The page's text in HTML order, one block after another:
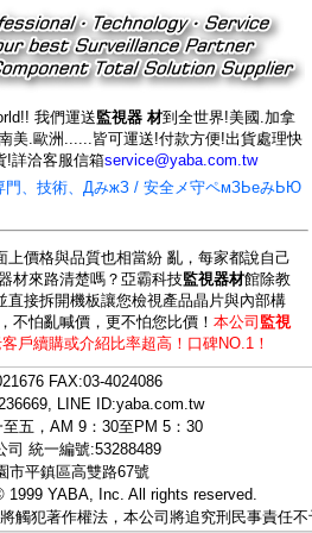
我們運送監視器 材到全世界!美國.加拿
美.歐洲......皆可運送!付款方便!出貨處理快
!詳洽客服信箱service@yaba.com.tw
門、技術、ДみжЗ / 安全メ守ペмЗЬеみЬЮ
上價格與品質也相當紛 亂，每家都說自己
材來路清楚嗎？亞霸科技監視器材館除教
直接拆開機板讓您檢視產品晶片與內部構
不怕亂喊價，更不怕您比價！ 本公司 監視
戶續購或介紹比率超高！口碑NO.1！
FAX:03-4024086
LINE ID:yaba.com.tw
五，AM 9：30至PM 5：30
司 統一編號:53288489
市平鎮區高雙路67號
1999 YABA, Inc. All rights reserved.
觸犯著作權法，本公司將追究刑民事責任不